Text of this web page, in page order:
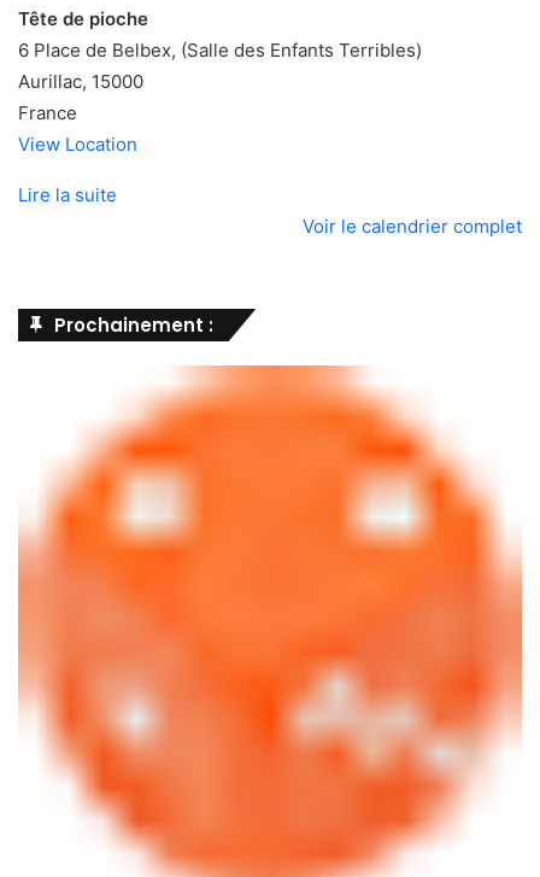
sociétés
Tête de pioche
6 Place de Belbex (Salle des Enfants Terribles)
Aurillac, 15000
France
View Location
Lire la suite
Voir le calendrier complet
Prochainement :